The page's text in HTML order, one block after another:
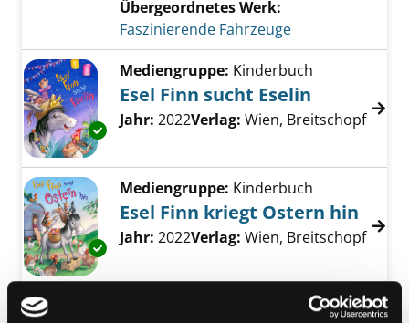
Übergeordnetes Werk:
Faszinierende Fahrzeuge
Exemplar-Details von Esel Finn sucht Eselin
Mediengruppe: Kinderbuch
Esel Finn sucht Eselin
Suche nach diesem Verfasser
Jahr: 2022Verlag: Wien, Breitschopf
Exemplar-Details von Esel Finn kriegt Ostern
Mediengruppe: Kinderbuch
Esel Finn kriegt Ostern hin
Suche nach diesem Verfasser
Jahr: 2022Verlag: Wien, Breitschopf
Kinderbuch